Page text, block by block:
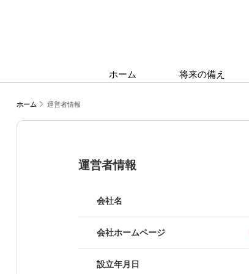
ホーム 将来の備え
ホーム 運営者情報
運営者情報
会社名
会社ホームページ
設立年月日